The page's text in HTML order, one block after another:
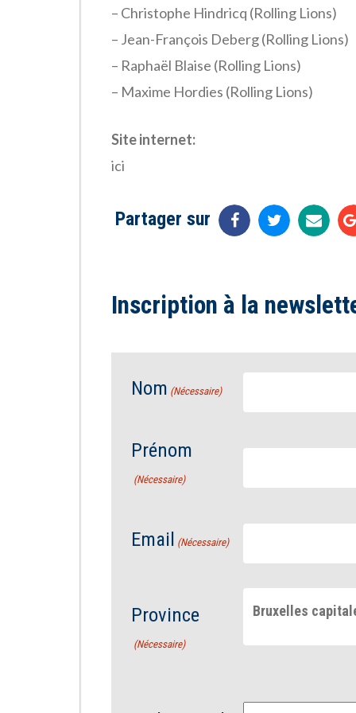
– Christophe Hindricq (Rolling Lions)
– Jean-François Deberg (Rolling Lions)
– Raphaël Blaise (Rolling Lions)
– Maxime Hordies (Rolling Lions)
Site internet:
ici
Partager sur
Inscription à la
Nom (Nécessaire)
Prénom
(Nécessaire)
Email (Nécessaire)
Province
(Nécessaire)
Bruxelles